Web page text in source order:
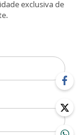
exclusiva de